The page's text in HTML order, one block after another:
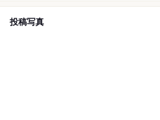
子様には以下をサービス ・お子様うどん or 焼うどんを
投稿写真